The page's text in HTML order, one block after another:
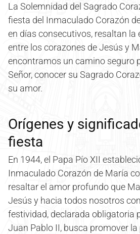
La Solemnidad del Sagrado
fiesta del Inmaculado Corazón
en días consecutivos, resaltan la
entre los corazones de Jesús y
encontramos un camino seguro
Señor, conocer su Sagrado
su amor.
Orígenes y
fiesta
En 1944, el Papa Pío XII
Inmaculado Corazón de María
resaltar el amor profundo que
Jesús y hacia todos nosotros
festividad, declarada obligatoria
Juan Pablo II, busca promover la